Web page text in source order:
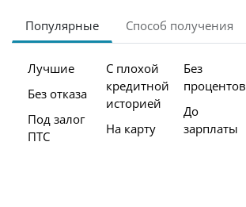
Популярные Способ получения
Лучшие
Без отказа
Под залог
ПТС
С плохой
кредитной
историей
На карту
Без
процентов
До
зарплаты